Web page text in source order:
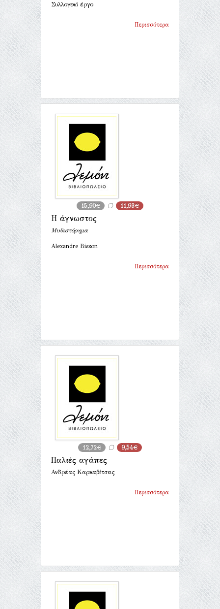
Συλλογικό έργο
Περισσότερα
15,90€ 11,93€
Η άγνωστος
Μυθιστόρημα
Alexandre Bisson
Περισσότερα
12,72€ 9,54€
Παλιές αγάπες
Ανδρέας Καρκαβίτσας
Περισσότερα